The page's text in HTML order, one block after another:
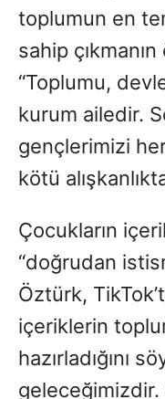
toplumun en
sahip
“Toplumu,
kurum ailedir.
gençlerimizi
kötü
Çocukların
“doğrudan
Öztürk,
içeriklerin
hazırladığını
geleceğimizdir.